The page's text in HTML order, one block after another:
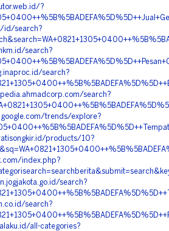
?
id/search?
search?
search?
search?
trends/explore?
products/10?
index.php?
search?
search?
all-categories?